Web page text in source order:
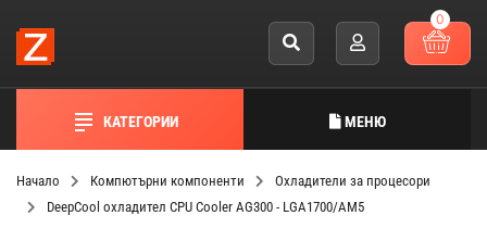
0
КАТЕГОРИИ МЕНЮ
Начало Компютърни компоненти
Охладители за процесори
DeepCool охладител CPU Cooler AG300 - LGA1700/AM5